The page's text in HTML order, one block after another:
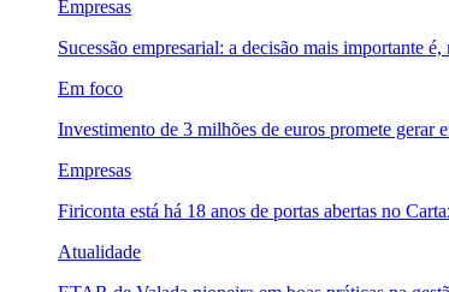
Empresas
Sucessão empresarial: a decisão mais importante
Em foco
Investimento de 3 milhões de euros promete gerar
Empresas
Firiconta está há 18 anos de portas abertas no
Atualidade